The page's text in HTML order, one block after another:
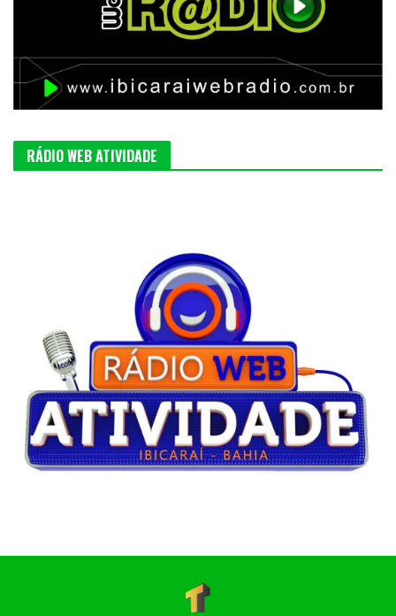
RÁDIO WEB ATIVIDADE